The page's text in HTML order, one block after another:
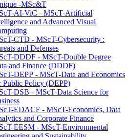
-MSc&T
AI-ViC - MScT-Artificial
and Advanced Visual
CTD - MScT-Cybersecurity :
and Defenses
DDDF - MScT-Double Degree
and Finance (DDDF)
DEPP - MScT-Data and Economics
Public Policy (DEPP)
DSB - MScT-Data Science for
EDACF - MScT-Economics, Data
and Corporate Finance
EESM - MScT-Environmental